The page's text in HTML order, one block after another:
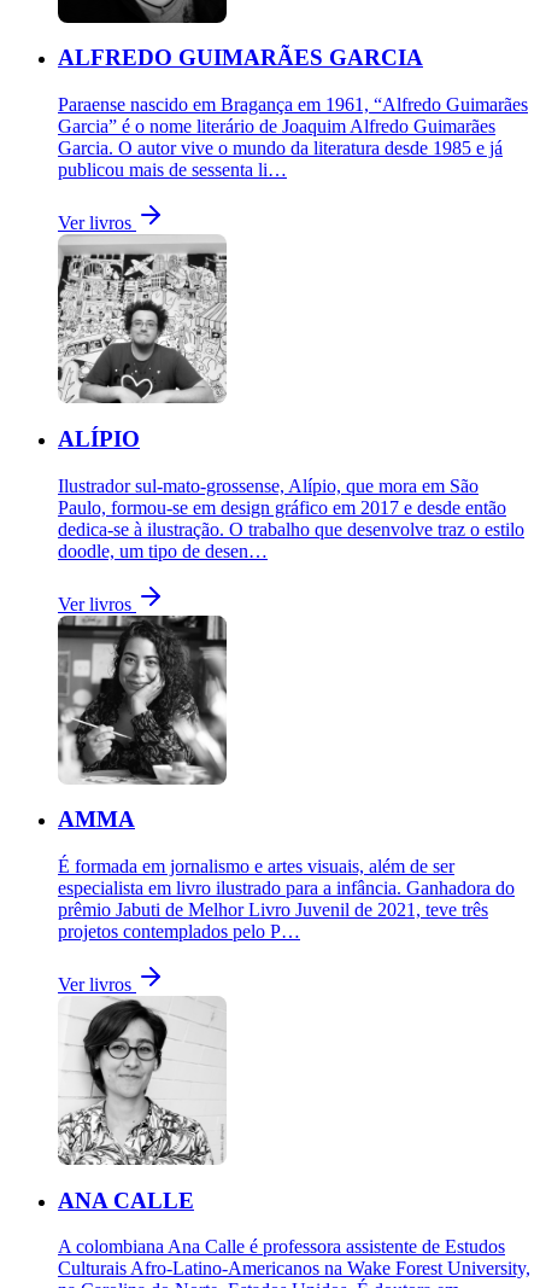
ALFREDO GUIMARÃES GARCIA
Paraense nascido em Bragança em 1961, “Alfredo Guimarães
Garcia” é o nome literário de Joaquim Alfredo Guimarães
Garcia. O autor vive o mundo da literatura desde 1985 e já
publicou mais de sessenta li…
Ver livros
ALÍPIO
Ilustrador sul-mato-grossense, Alípio, que mora em São
Paulo, formou-se em design gráfico em 2017 e desde então
dedica-se à ilustração. O trabalho que desenvolve traz o estilo
doodle, um tipo de desen…
Ver livros
AMMA
É formada em jornalismo e artes visuais, além de ser
especialista em livro ilustrado para a infância. Ganhadora do
prêmio Jabuti de Melhor Livro Juvenil de 2021, teve três
projetos contemplados pelo P…
Ver livros
ANA CALLE
A colombiana Ana Calle é professora assistente de Estudos
Culturais Afro-Latino-Americanos na Wake Forest University,